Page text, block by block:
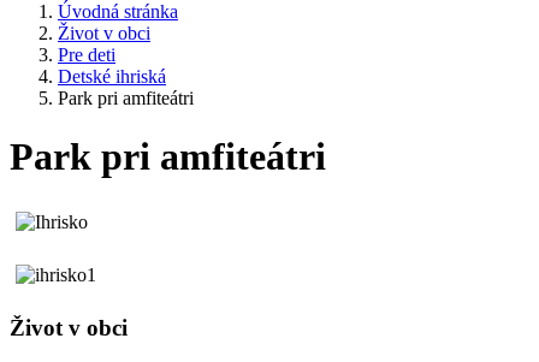
Úvodná stránka
Život v obci
Pre deti
Detské ihriská
Park pri amfiteátri
Park pri amfiteátri
Život v obci